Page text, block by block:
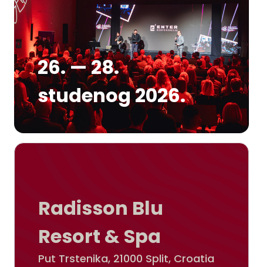
26. — 28.
studenog 2026.
Radisson Blu
Resort & Spa
Put Trstenika, 21000 Split, Croatia